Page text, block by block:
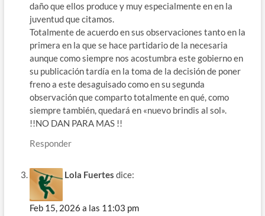
daño que ellos produce y muy especialmente en en la
juventud que citamos.
Totalmente de acuerdo en sus observaciones tanto en la
primera en la que se hace partidario de la necesaria
aunque como siempre nos acostumbra este gobierno en
su publicación tardía en la toma de la decisión de poner
freno a este desaguisado como en su segunda
observación que comparto totalmente en qué, como
siempre también, quedará en «nuevo brindis al sol».
!!NO DAN PARA MAS !!
Responder
Lola Fuertes dice:
Feb 15, 2026 a las 11:03 pm